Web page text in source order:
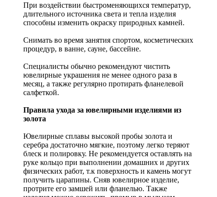
При воздействии быстроменяющихся температур,
длительного источника света и тепла изделия
способны изменить окраску природных камней.
Снимать во время занятия спортом, косметических
процедур, в ванне, сауне, бассейне.
Специалисты обычно рекомендуют чистить
ювелирные украшения не менее одного раза в
месяц, а также регулярно протирать фланелевой
салфеткой.
Правила ухода за ювелирными изделиями из
золота
Ювелирные сплавы высокой пробы золота и
серебра достаточно мягкие, поэтому легко теряют
блеск и полировку. Не рекомендуется оставлять на
руке кольцо при выполнении домашних и других
физических работ, т.к поверхность и камень могут
получить царапины. Сняв ювелирное изделие,
протрите его замшей или фланелью. Также